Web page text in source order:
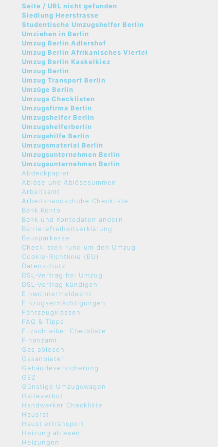
Seite / URL nicht gefunden
Siedlung Heerstrasse
Studentische Umzugshelfer Berlin
Umziehen in Berlin
Umzug Berlin Adlershof
Umzug Berlin Afrikanisches Viertel
Umzug Berlin Kaskelkiez
Umzug Berlin
Umzug Transport Berlin
Umzüge Berlin
Umzugs Checklisten
Umzugsfirma Berlin
Umzugshelfer Berlin
Umzugshelferberlin
Umzugshilfe Berlin
Umzugsmaterial Berlin
Umzugsunternehmen Berlin
Umzugsunternehmen Berlin
Abdeckpapier
Ablöse und Ablösesummen
Arbeitsamt
Arbeitshandschuhe Checkliste
Bank Konto
Bank und Kontodaten ändern
Barrierefreiheitserklärung
Bausparkasse
Checklisten rund um den Umzug
Cookie-Richtlinie (EU)
Datenschutz
DSL-Vertrag bei Umzug
DSL-Vertrag kündigen
Einwohnermeldeamt
Einzugsermächtigungen
Fahrzeugklassen
FAQ & Tipps
Filzschreiber Checkliste
Finanzamt
Gas ablesen
Gasanbieter
Gebäudeversicherung
GEZ
Günstige Umzugswagen
Halteverbot
Handwerker Checkliste
Hausrat
Haustiertransport
Heizung ablesen
Heizungen